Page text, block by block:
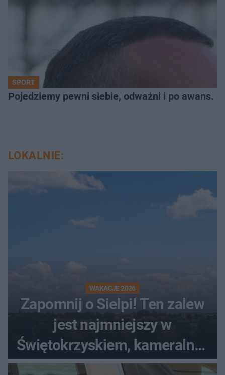
SPORT
Pojedziemy pewni siebie, odważni i po awans.
LOKALNIE:
WAKACJE 2026
Zapomnij o Sielpi! Ten zalew
jest najmniejszy w
Świętokrzyskiem, kameralny i
bez tłumów